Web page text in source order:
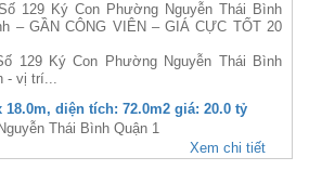
129 Ký Con Phường Nguyễn Thái Bình
– GẦN CÔNG VIÊN – GIÁ CỰC TỐT 20
129 Ký Con Phường Nguyễn Thái Bình
- vị trí...
18.0m, diện tích: 72.0m2 giá: 20.0 tỷ
Thái Bình Quận 1
Xem chi tiết